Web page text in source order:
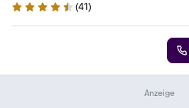
4.5 Sterne
(41)